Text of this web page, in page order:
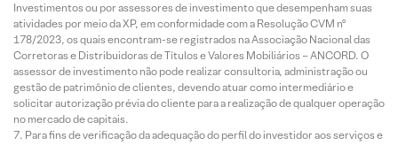
Investimentos ou por assessores de investimento que desempenham suas
atividades por meio da XP, em conformidade com a Resolução CVM nº
178/2023, os quais encontram-se registrados na Associação Nacional das
Corretoras e Distribuidoras de Títulos e Valores Mobiliários – ANCORD. O
assessor de investimento não pode realizar consultoria, administração ou
gestão de patrimônio de clientes, devendo atuar como intermediário e
solicitar autorização prévia do cliente para a realização de qualquer operação
no mercado de capitais.
Para fins de verificação da adequação do perfil do investidor aos serviços e